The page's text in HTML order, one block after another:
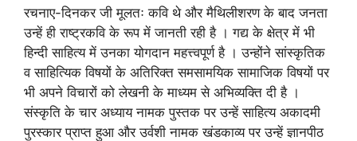
रचनाए-दिनकर जी मूलतः कवि थे और मैथिलीशरण के बाद जनता
उन्हें ही राष्ट्रकवि के रूप में जानती रही है । गद्य के क्षेत्र में भी
हिन्दी साहित्य में उनका योगदान महत्त्वपूर्ण है । उन्होंने सांस्कृतिक
व साहित्यिक विषयों के अतिरिक्त समसामयिक सामाजिक विषयों पर
भी अपने विचारों को लेखनी के माध्यम से अभिव्यक्ति दी है ।
संस्कृति के चार अध्याय नामक पुस्तक पर उन्हें साहित्य अकादमी
पुरस्कार प्राप्त हुआ और उर्वशी नामक खंडकाव्य पर उन्हें ज्ञानपीठ